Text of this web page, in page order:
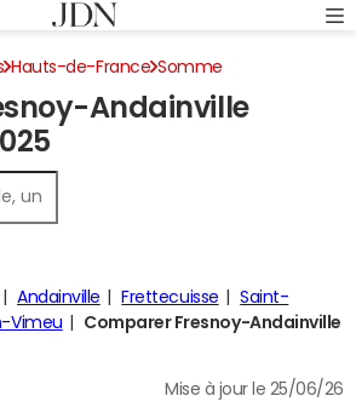
Hauts-de-France Somme
sur le revenuAndainville
Andainville Frettecuisse
Saint-
Vimeu
Comparer Fresnoy-Andainville
Mise à jour le 25/06/26